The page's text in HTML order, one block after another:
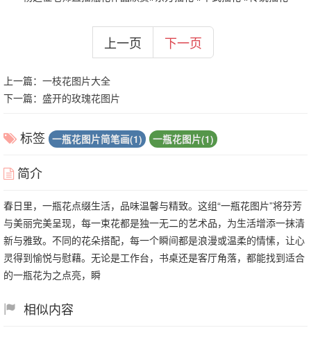
上一页 下一页
上一篇： 一枝花图片大全
下一篇： 盛开的玫瑰花图片
标签 一瓶花图片简笔画(1) 一瓶花图片(1)
简介
春日里，一瓶花点缀生活，品味温馨与精致。这组“一瓶花图片”将芬芳
与美丽完美呈现，每一束花都是独一无二的艺术品，为生活增添一抹清
新与雅致。不同的花朵搭配，每一个瞬间都是浪漫或温柔的情愫，让心
灵得到愉悦与慰藉。无论是工作台，书桌还是客厅角落，都能找到适合
的一瓶花为之点亮，瞬
相似内容